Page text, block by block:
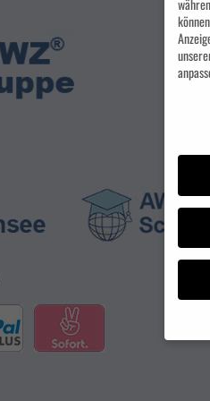
Sie